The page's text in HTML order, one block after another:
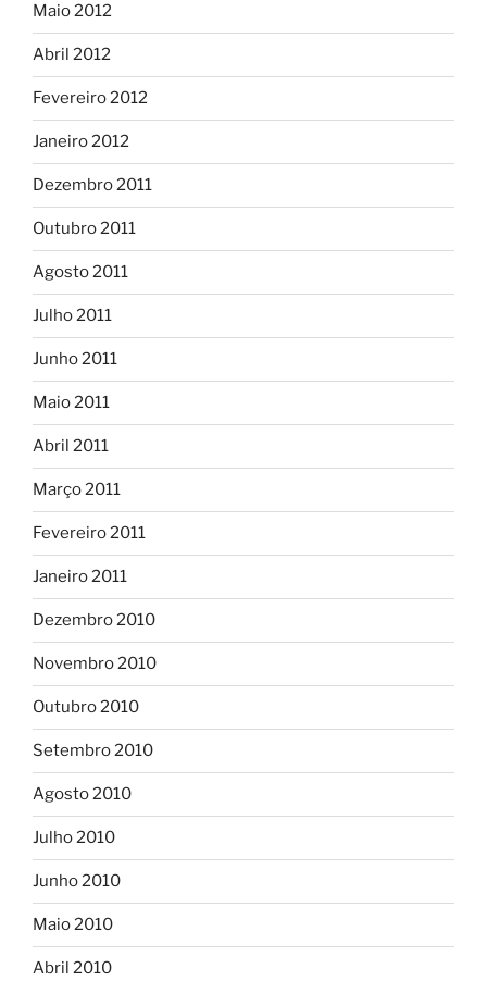
Maio 2012
Abril 2012
Fevereiro 2012
Janeiro 2012
Dezembro 2011
Outubro 2011
Agosto 2011
Julho 2011
Junho 2011
Maio 2011
Abril 2011
Março 2011
Fevereiro 2011
Janeiro 2011
Dezembro 2010
Novembro 2010
Outubro 2010
Setembro 2010
Agosto 2010
Julho 2010
Junho 2010
Maio 2010
Abril 2010